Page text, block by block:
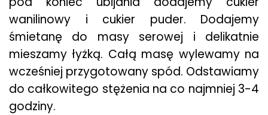
wanilinowy i cukier puder. Dodajemy
śmietanę do masy serowej i delikatnie
mieszamy łyżką. Całą masę wylewamy na
wcześniej przygotowany spód. Odstawiamy
do całkowitego stężenia na co najmniej 3-4
godziny.